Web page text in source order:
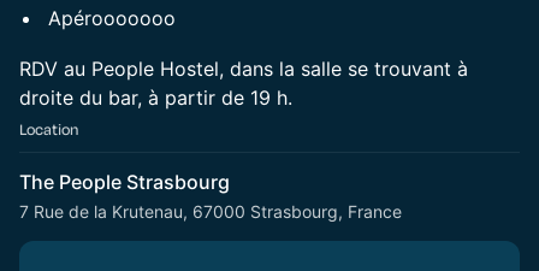
Apérooooooo
​RDV au People Hostel, dans la salle se trouvant à
droite du bar, à partir de 19 h.
Location
The People Strasbourg
7 Rue de la Krutenau, 67000 Strasbourg, France